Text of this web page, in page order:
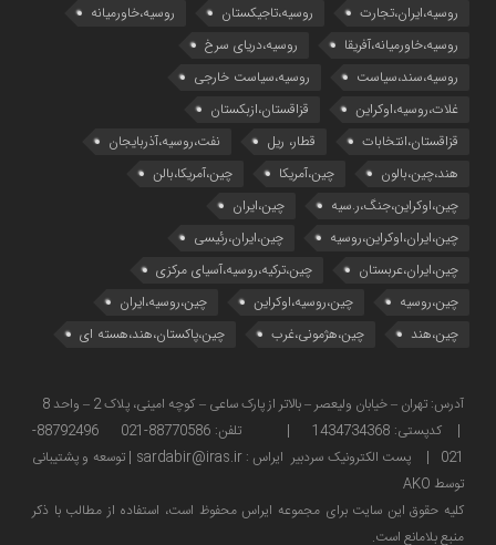
روسیه،ایران،تجارت
روسیه،تاجیکستان
روسیه،خاورمیانه
روسیه،خاورمیانه،آفریقا
روسیه،دریای سرخ
روسیه،سند،سیاست
روسیه،سیاست خارجی
غلات،روسیه،اوکراین
قزاقستان،ازبکستان
قزاقستان،انتخابات
قطار، ریل
نفت،روسیه،آذربایجان
هند،چین،بالون
چین،آمریکا
چین،آمریکا،بالن
چین،اوکراین،جنگ،ر.سیه
چین،ایران
چین،ایران،اوکراین،روسیه
چین،ایران،رئیسی
چین،ایران،عربستان
چین،ترکیه،روسیه،آسیای مرکزی
چین،روسیه
چین،روسیه،اوکراین
چین،روسیه،ایران
چین،هند
چین،هژمونی،غرب چین،پاکستان،هند،هسته ای
| کدپستی: 1434734368 | تلفن: 88770586-021 88792496-
021 | پست الکترونیک سردبیر ایراس : sardabir@iras.ir |
توسعه و پشتیبانی
توسط AKO
كليه حقوق این سایت برای مجموعه ایراس محفوظ است، استفاده از مطالب با ذكر
منبع بلامانع است.